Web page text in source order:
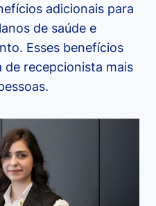
adicionais para
de saúde e
Esses benefícios
recepcionista mais